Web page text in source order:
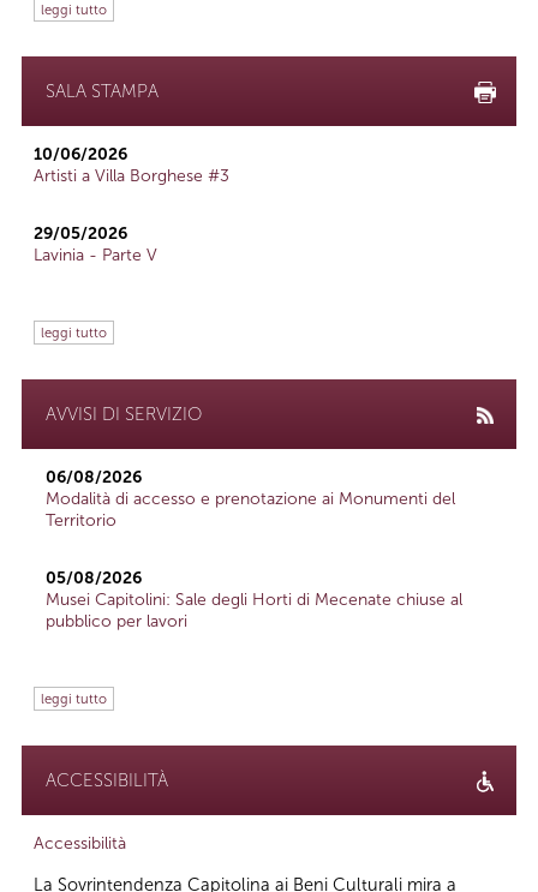
leggi tutto
SALA STAMPA
10/06/2026
Artisti a Villa Borghese #3
29/05/2026
Lavinia - Parte V
leggi tutto
AVVISI DI SERVIZIO
06/08/2026
Modalità di accesso e prenotazione ai Monumenti del
Territorio
05/08/2026
Musei Capitolini: Sale degli Horti di Mecenate chiuse al
pubblico per lavori
leggi tutto
ACCESSIBILITÀ
Accessibilità
La Sovrintendenza Capitolina ai Beni Culturali mira a